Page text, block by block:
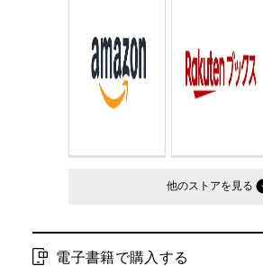
Cコード：
判型： 新書判
他のストア
電子書籍で購入する